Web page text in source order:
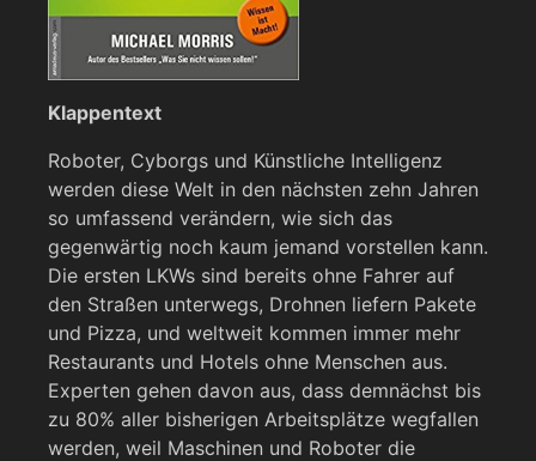
Klappentext
Roboter, Cyborgs und Künstliche Intelligenz
werden diese Welt in den nächsten zehn Jahren
so umfassend verändern, wie sich das
gegenwärtig noch kaum jemand vorstellen kann.
Die ersten LKWs sind bereits ohne Fahrer auf
den Straßen unterwegs, Drohnen liefern Pakete
und Pizza, und weltweit kommen immer mehr
Restaurants und Hotels ohne Menschen aus.
Experten gehen davon aus, dass demnächst bis
zu 80% aller bisherigen Arbeitsplätze wegfallen
werden, weil Maschinen und Roboter die